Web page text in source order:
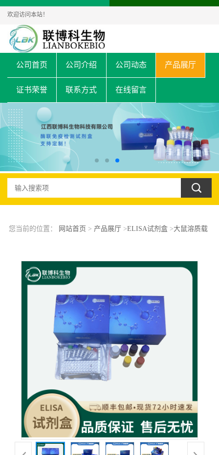
欢迎访问本站！
公司首页 公司介绍 公司动态 产品展厅
证书荣誉 联系方式 在线留言
您当前的位置： 网站首页 > 产品展厅 >ELISA试剂盒>大鼠溶质载